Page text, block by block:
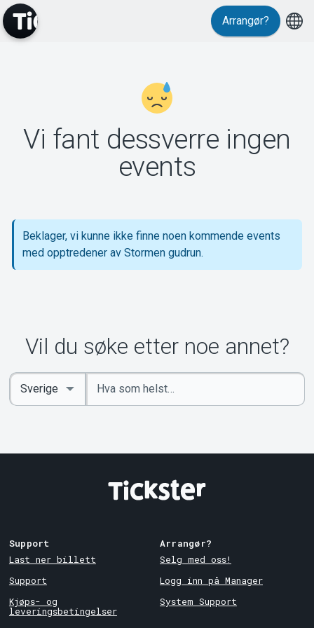
Support
Om Tickster
Arrangør?
Vi fant dessverre ingen
events
Beklager, vi kunne ikke finne noen kommende events
med opptredener av Stormen gudrun.
Vil du søke etter noe annet?
Angi
nøkkelord
Select
Country
Support
Last ner billett
Support
Kjøps- og
leveringsbetingelser
Arrangør?
Selg med oss!
Logg inn på Manager
System Support